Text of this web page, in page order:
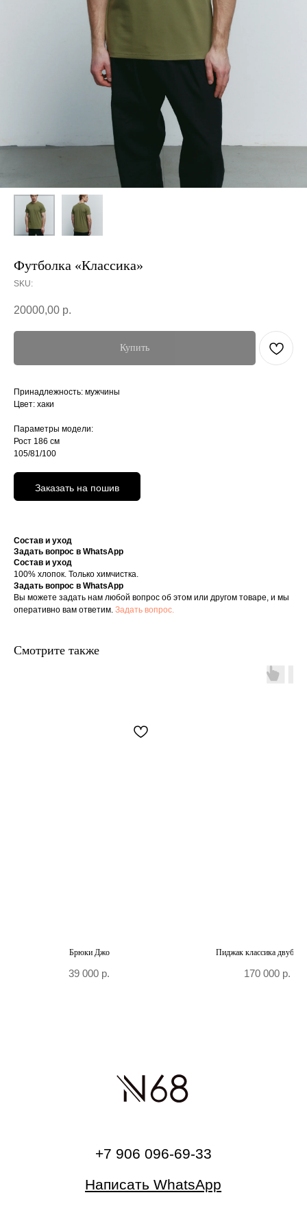
Футболка «Классика»
SKU:
20000,00 р.
Купить
Принадлежность: мужчины
Цвет: хаки
Параметры модели:
Рост 186 см
105/81/100
Заказать на пошив
Состав и уход
Задать вопрос в WhatsApp
Состав и уход
100% хлопок. Только химчистка.
Задать вопрос в WhatsApp
Вы можете задать нам любой вопрос об этом или другом товаре, и мы
оперативно вам ответим. Задать вопрос.
Смотрите также
Брюки Джо
39 000 р.
Пиджак классика
170 000 р.
+7 906 096-69-33